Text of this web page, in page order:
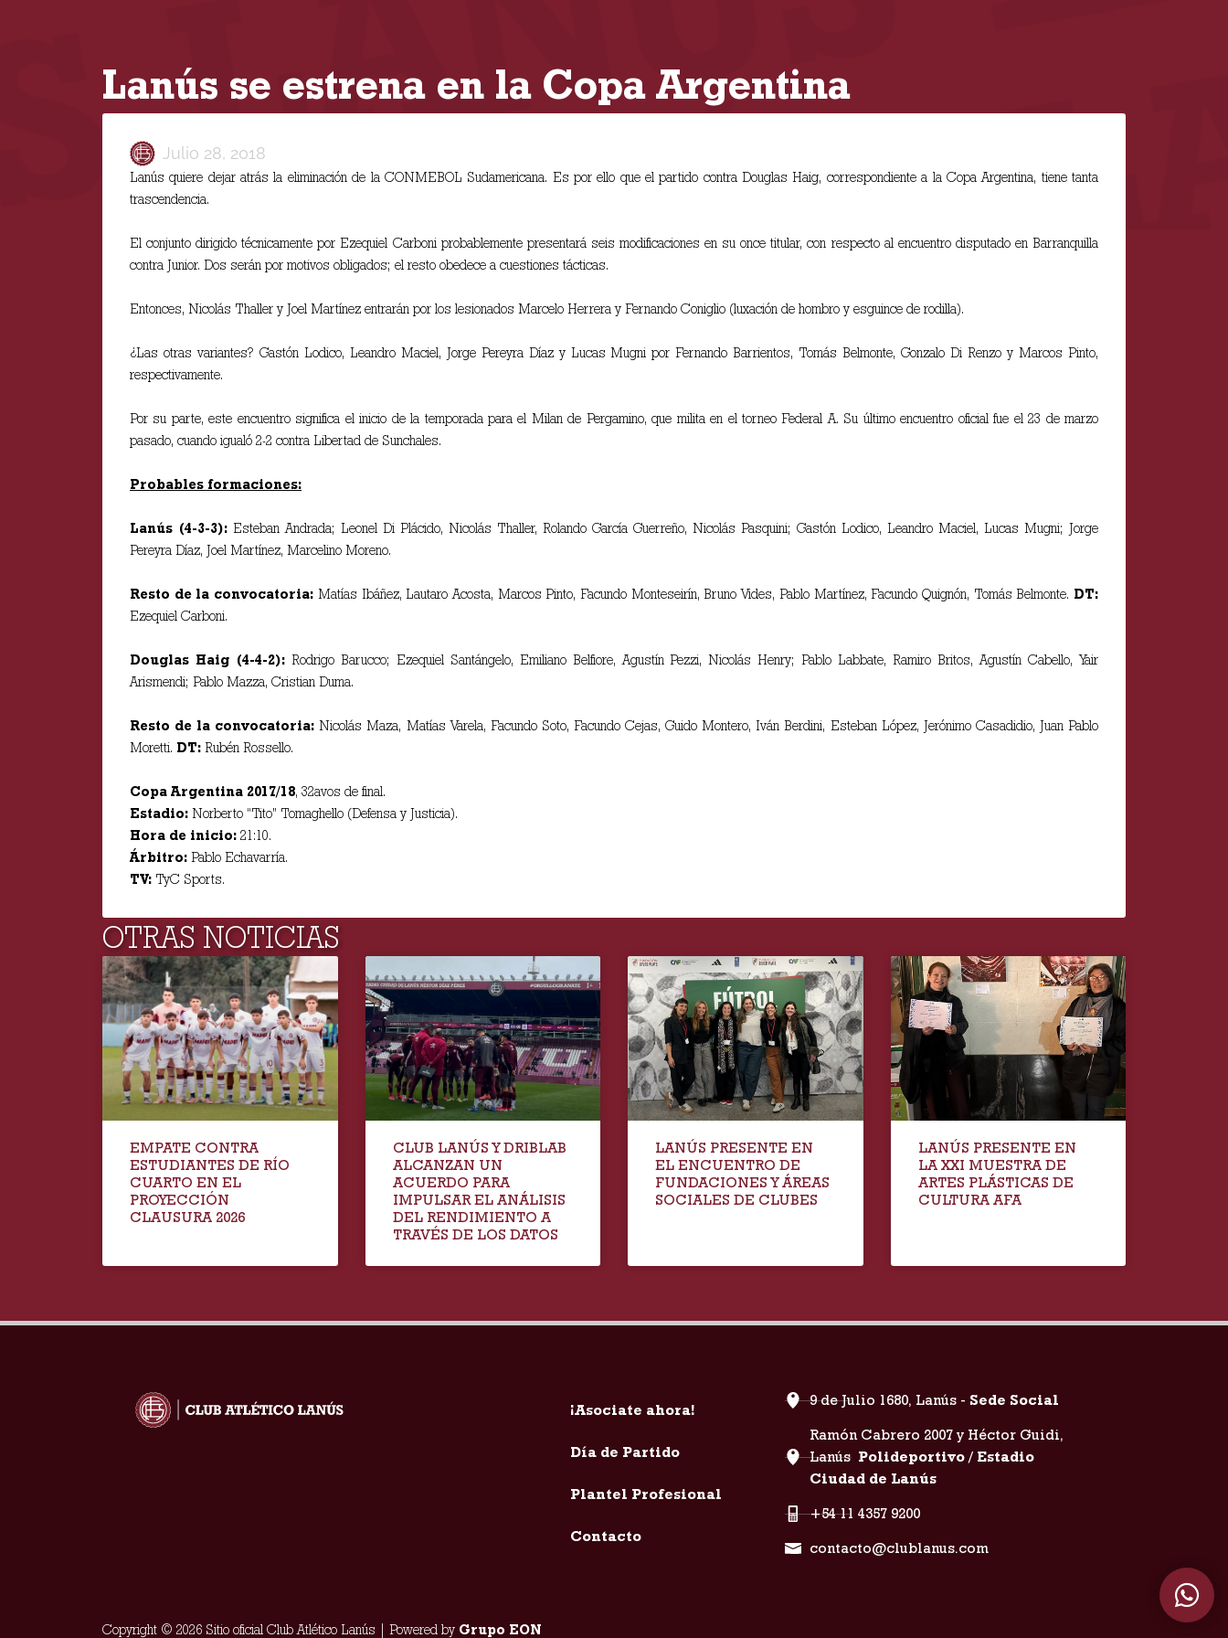
Lanús se estrena en la Copa Argentina
Julio 28, 2018
Lanús quiere dejar atrás la eliminación de la CONMEBOL Sudamericana. Es por ello que el partido contra Douglas Haig, correspondiente a la Copa Argentina, tiene tanta
trascendencia.
El conjunto dirigido técnicamente por Ezequiel Carboni probablemente presentará seis modificaciones en su once titular, con respecto al encuentro disputado en Barranquilla
contra Junior. Dos serán por motivos obligados; el resto obedece a cuestiones tácticas.
Entonces, Nicolás Thaller y Joel Martínez entrarán por los lesionados Marcelo Herrera y Fernando Coniglio (luxación de hombro y esguince de rodilla).
¿Las otras variantes? Gastón Lodico, Leandro Maciel, Jorge Pereyra Díaz y Lucas Mugni por Fernando Barrientos, Tomás Belmonte, Gonzalo Di Renzo y Marcos Pinto,
respectivamente.
Por su parte, este encuentro significa el inicio de la temporada para el Milan de Pergamino, que milita en el torneo Federal A. Su último encuentro oficial fue el 23 de marzo
pasado, cuando igualó 2-2 contra Libertad de Sunchales.
Probables formaciones:
Lanús (4-3-3): Esteban Andrada; Leonel Di Plácido, Nicolás Thaller, Rolando García Guerreño, Nicolás Pasquini; Gastón Lodico, Leandro Maciel, Lucas Mugni; Jorge
Pereyra Díaz, Joel Martínez, Marcelino Moreno.
Resto de la convocatoria: Matías Ibáñez, Lautaro Acosta, Marcos Pinto, Facundo Monteseirín, Bruno Vides, Pablo Martínez, Facundo Quignón, Tomás Belmonte. DT:
Ezequiel Carboni.
Douglas Haig (4-4-2):Rodrigo Barucco; Ezequiel Santángelo, Emiliano Belfiore, Agustín Pezzi, Nicolás Henry; Pablo Labbate, Ramiro Britos, Agustín Cabello, Yair
Arismendi; Pablo Mazza, Cristian Duma.
Resto de la convocatoria:Nicolás Maza, Matías Varela, Facundo Soto, Facundo Cejas, Guido Montero, Iván Berdini, Esteban López, Jerónimo Casadidio, Juan Pablo
Moretti. DT: Rubén Rossello.
Copa Argentina 2017/18, 32avos de final.
Estadio: Norberto “Tito” Tomaghello (Defensa y Justicia).
Hora de inicio: 21:10.
Árbitro: Pablo Echavarría.
TV: TyC Sports.
OTRAS NOTICIAS
EMPATE CONTRA
ESTUDIANTES DE RÍO
CUARTO EN EL
PROYECCIÓN
CLAUSURA 2026
CLUB LANÚS Y DRIBLAB
ALCANZAN UN
ACUERDO PARA
IMPULSAR EL ANÁLISIS
DEL RENDIMIENTO A
TRAVÉS DE LOS DATOS
LANÚS PRESENTE EN
EL ENCUENTRO DE
FUNDACIONES Y ÁREAS
SOCIALES DE CLUBES
LANÚS PRESENTE EN
LA XXI MUESTRA DE
ARTES PLÁSTICAS DE
CULTURA AFA
¡Asociate ahora!
Día de Partido
Plantel Profesional
Contacto
9 de Julio 1680, Lanús - Sede Social
Ramón Cabrero 2007 y Héctor Guidi,
Lanús Polideportivo / Estadio
Ciudad de Lanús
+54 11 4357 9200
contacto@clublanus.com
Copyright © 2026 Sitio oficial Club Atlético Lanús | Powered by Grupo EON